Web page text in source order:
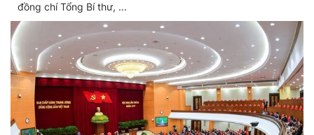
đồng chí Tổng Bí thư, ...